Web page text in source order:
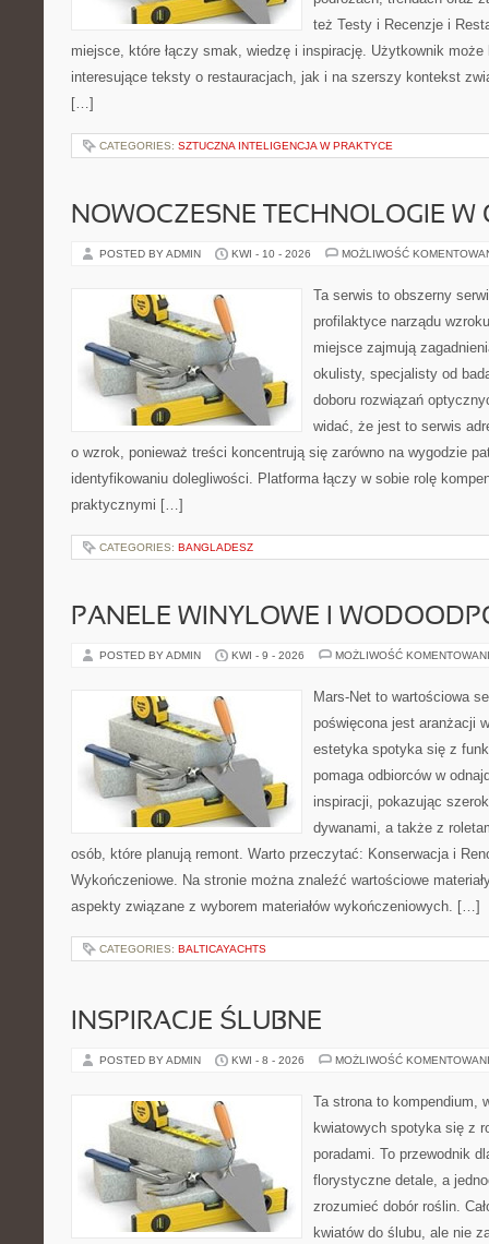
też Testy i Recenzje i
miejsce, które łączy smak, wiedzę i inspirację. Użytkownik
interesujące teksty o restauracjach, jak i na szerszy kontekst
[…]
CATEGORIES: SZTUCZNA INTELIGENCJA W PRAKTYCE
NOWOCZESNE TECHNOLOGIE W
POSTED BY ADMIN KWI - 10 - 2026 MOŻLIWOŚĆ
Ta serwis to obszerny
profilaktyce narządu
miejsce zajmują
okulisty, specjalisty od
doboru rozwiązań
widać, że jest to serwis
o wzrok, ponieważ treści koncentrują się zarówno na wygodzie
identyfikowaniu dolegliwości. Platforma łączy w sobie rolę
praktycznymi […]
CATEGORIES: BANGLADESZ
PANELE WINYLOWE I
POSTED BY ADMIN KWI - 9 - 2026 MOŻLIWOŚĆ
Mars-Net to wartościowa
poświęcona jest aranżacji
estetyka spotyka się z
pomaga odbiorców w
inspiracji, pokazując
dywanami, a także z
osób, które planują remont. Warto przeczytać: Konserwacja i
Wykończeniowe. Na stronie można znaleźć wartościowe
aspekty związane z wyborem materiałów wykończeniowych. […]
CATEGORIES: BALTICAYACHTS
INSPIRACJE ŚLUBNE
POSTED BY ADMIN KWI - 8 - 2026 MOŻLIWOŚĆ
Ta strona to kompendium,
kwiatowych spotyka się z
poradami. To przewodnik
florystyczne detale, a
zrozumieć dobór roślin.
kwiatów do ślubu, ale nie